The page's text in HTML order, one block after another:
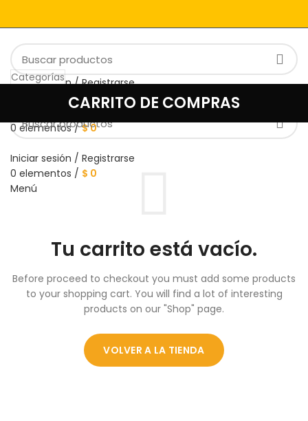
Iniciar sesión / Registrarse
Lista de deseos
0 elementos / $0
Iniciar sesión / Registrarse
0 elementos / $ 0
Menú
Categorías
TRABAJA CON NOSOTROS
CARRITO DE COMPRAS
Tu carrito está vacío.
Before proceed to checkout you must add some products
to your shopping cart. You will find a lot of interesting
products on our "Shop" page.
VOLVER A LA TIENDA